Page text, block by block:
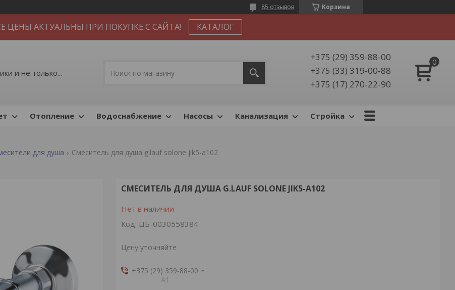
Корзина
85 отзывов
ЦЕНЫ АКТУАЛЬНЫ ПРИ ПОКУПКЕ С САЙТА! КАТАЛОГ
и не только...
+375 (29) 359-88-00
+375 (33) 319-00-88
+375 (17) 270-22-90
Отопление Водоснабжение Насосы Канализация Стройка
для душа Смеситель для душа g.lauf solone jik5-a102
СМЕСИТЕЛЬ ДЛЯ ДУША G.LAUF SOLONE JIK5-A102
Нет в наличии
Код: ЦБ-0030558384
Цену уточняйте
+375 (29) 359-88-00
А1